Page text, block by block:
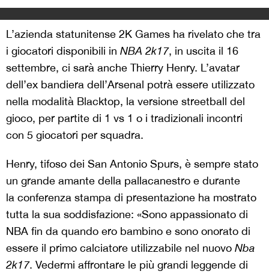
L’azienda statunitense 2K Games ha rivelato che tra
i giocatori disponibili in NBA 2k17, in uscita il 16
settembre, ci sarà anche Thierry Henry. L’avatar
dell’ex bandiera dell’Arsenal potrà essere utilizzato
nella modalità Blacktop, la versione streetball del
gioco, per partite di 1 vs 1 o i tradizionali incontri
con 5 giocatori per squadra.
Henry, tifoso dei San Antonio Spurs, è sempre stato
un grande amante della pallacanestro e durante
la conferenza stampa di presentazione ha mostrato
tutta la sua soddisfazione: «Sono appassionato di
NBA fin da quando ero bambino e sono onorato di
essere il primo calciatore utilizzabile nel nuovo Nba
2k17. Vedermi affrontare le più grandi leggende di